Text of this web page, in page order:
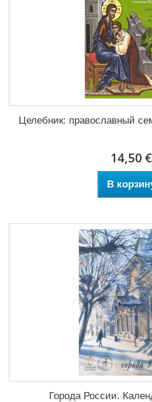
Целебник: православный
14,50 €
В
Города России.